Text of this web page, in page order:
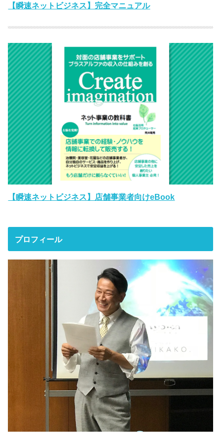
【瞬速ネットビジネス】完全マニュアル
【瞬速ネットビジネス】店舗事業者向けeBook
プロフィール